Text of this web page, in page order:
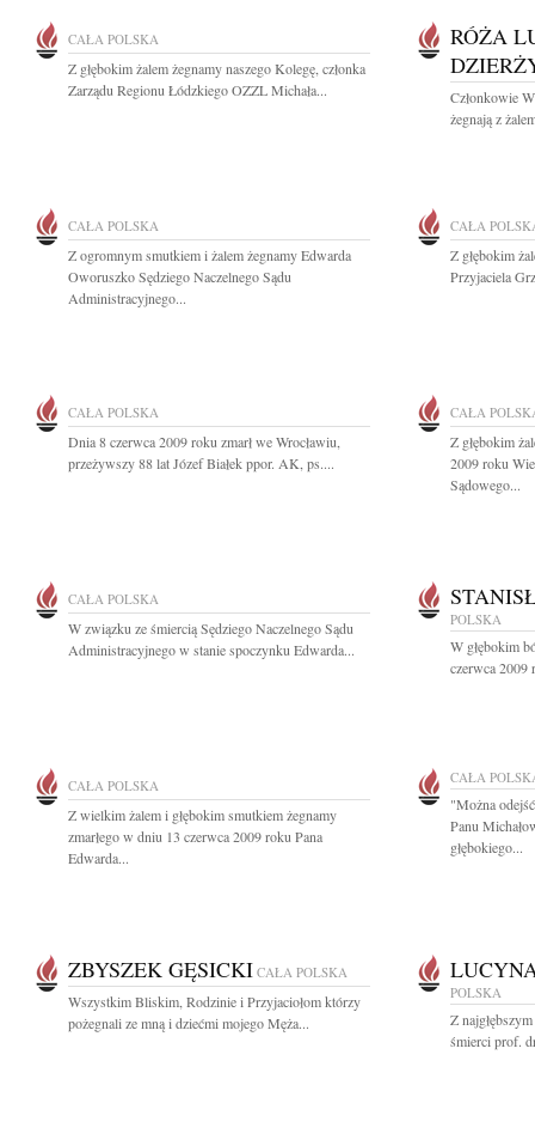
CAŁA POLSKA
Z głębokim żalem żegnamy naszego Kolegę, członka
Zarządu Regionu Łódzkiego OZZL Michała...
RÓŻA
Członkowie
żegnają z
CAŁA POLSKA
Z ogromnym smutkiem i żalem żegnamy Edwarda
Oworuszko Sędziego Naczelnego Sądu
Administracyjnego...
CAŁA
Z głębokim
Przyjaciela
CAŁA POLSKA
Dnia 8 czerwca 2009 roku zmarł we Wrocławiu,
przeżywszy 88 lat Józef Białek ppor. AK, ps....
CAŁA
Z głębokim
2009 roku
Sądowego...
CAŁA POLSKA
W związku ze śmiercią Sędziego Naczelnego Sądu
Administracyjnego w stanie spoczynku Edwarda...
POLSKA
W głębokim
czerwca 2009
CAŁA POLSKA
Z wielkim żalem i głębokim smutkiem żegnamy
zmarłego w dniu 13 czerwca 2009 roku Pana
Edwarda...
CAŁA
"Można
Panu
głębokiego...
ZBYSZEK GĘSICKI CAŁA POLSKA
Wszystkim Bliskim, Rodzinie i Przyjaciołom którzy
pożegnali ze mną i dziećmi mojego Męża...
POLSKA
Z
śmierci prof.